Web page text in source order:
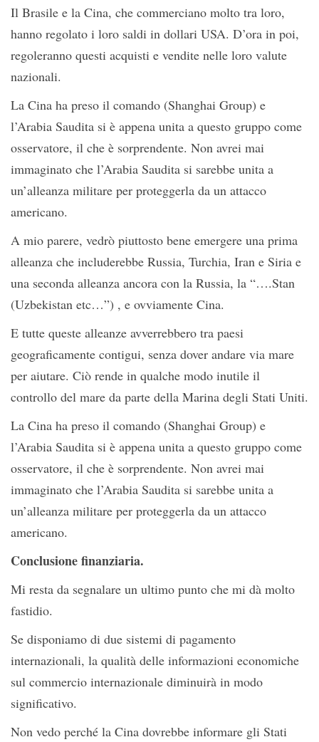
Il Brasile e la Cina, che commerciano molto tra loro,
hanno regolato i loro saldi in dollari USA. D’ora in poi,
regoleranno questi acquisti e vendite nelle loro valute
nazionali.
La Cina ha preso il comando (Shanghai Group) e
l’Arabia Saudita si è appena unita a questo gruppo come
osservatore, il che è sorprendente. Non avrei mai
immaginato che l’Arabia Saudita si sarebbe unita a
un’alleanza militare per proteggerla da un attacco
americano.
A mio parere, vedrò piuttosto bene emergere una prima
alleanza che includerebbe Russia, Turchia, Iran e Siria e
una seconda alleanza ancora con la Russia, la “….Stan
(Uzbekistan etc…”) , e ovviamente Cina.
E tutte queste alleanze avverrebbero tra paesi
geograficamente contigui, senza dover andare via mare
per aiutare. Ciò rende in qualche modo inutile il
controllo del mare da parte della Marina degli Stati Uniti.
La Cina ha preso il comando (Shanghai Group) e
l’Arabia Saudita si è appena unita a questo gruppo come
osservatore, il che è sorprendente. Non avrei mai
immaginato che l’Arabia Saudita si sarebbe unita a
un’alleanza militare per proteggerla da un attacco
americano.
Conclusione finanziaria.
Mi resta da segnalare un ultimo punto che mi dà molto
fastidio.
Se disponiamo di due sistemi di pagamento
internazionali, la qualità delle informazioni economiche
sul commercio internazionale diminuirà in modo
significativo.
Non vedo perché la Cina dovrebbe informare gli Stati